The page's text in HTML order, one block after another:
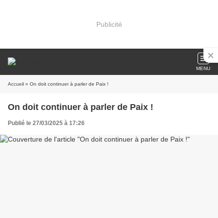
Publicité
MENU
Accueil » On doit continuer à parler de Paix !
On doit continuer à parler de Paix !
Publié le 27/03/2025 à 17:26